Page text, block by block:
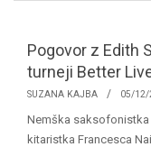
Pogovor z Edith
turneji Better
2025-
12-
05
SUZANA KAJBA 05/12/
Nemška saksofonistka
kitaristka Francesca